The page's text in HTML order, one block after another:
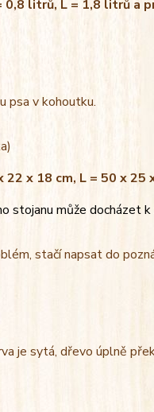
litrů, L = 1,8 litrů a
psa v kohoutku.
x 18 cm, L = 50 x 25
stojanu může docházet k
stačí napsat do
je sytá, dřevo úplně